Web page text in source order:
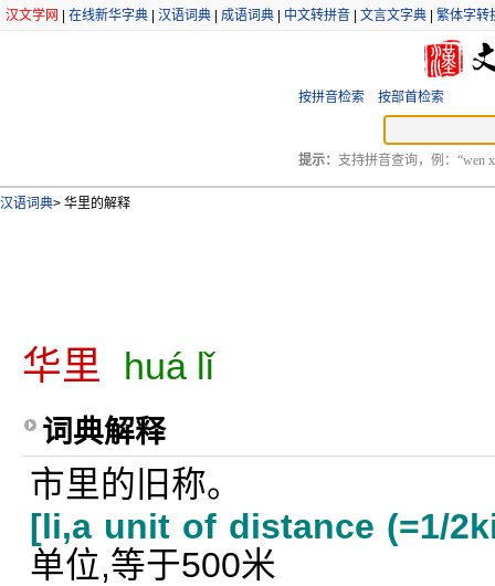
汉文学网 在线新华字典 汉语词典 成语词典 中文转拼音 文言文字典 繁体字转
按拼音检索 按部首检索
提示： 支持拼音查询，例：“wen
汉语词典> 华里的解释
华里 huá lǐ
词典解释
市里的旧称。
[li,a unit of distance (=1/
单位,等于500米